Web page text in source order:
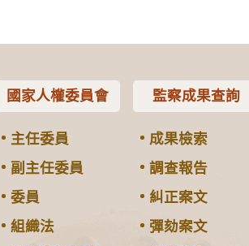
國家人權委員會
主任委員
副主任委員
委員
組織法
監察成果查詢
成果檢索
調查報告
糾正案文
彈劾案文